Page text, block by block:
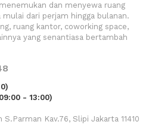
dan menyewa ruang
dari perjam hingga bulanan.
ruang kantor, coworking space,
yang senantiasa bertambah
- 13:00)
Kav.76, Slipi Jakarta 11410